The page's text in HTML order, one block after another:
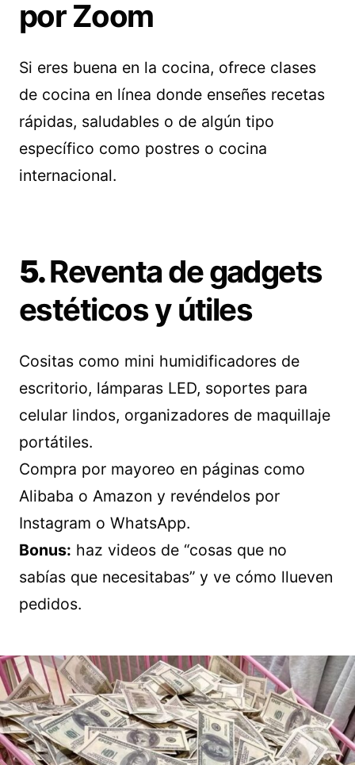
por Zoom
Si eres buena en la cocina, ofrece clases
de cocina en línea donde enseñes recetas
rápidas, saludables o de algún tipo
específico como postres o cocina
internacional.
5.Reventa de gadgets
estéticos y útiles
Cositas como mini humidificadores de
escritorio, lámparas LED, soportes para
celular lindos, organizadores de maquillaje
portátiles.
Compra por mayoreo en páginas como
Alibaba o Amazon y revéndelos por
Instagram o WhatsApp.
Bonus: haz videos de “cosas que no
sabías que necesitabas” y ve cómo llueven
pedidos.